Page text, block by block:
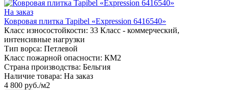
На заказ
Ковровая плитка Tapibel «Expression 6416540»
Класс износостойкости: 33 Класс - коммерческий,
интенсивные нагрузки
Тип ворса: Петлевой
Класс пожарной опасности: КМ2
Страна производства: Бельгия
Наличие товара: На заказ
4 800 руб./м2